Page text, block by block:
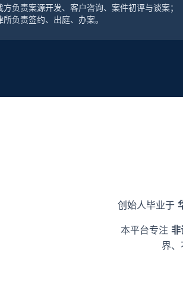
方负责案源开发、客户咨询、案件初评与谈案；
所负责签约、出庭、办案。
创始人毕业于
本平台专注
界